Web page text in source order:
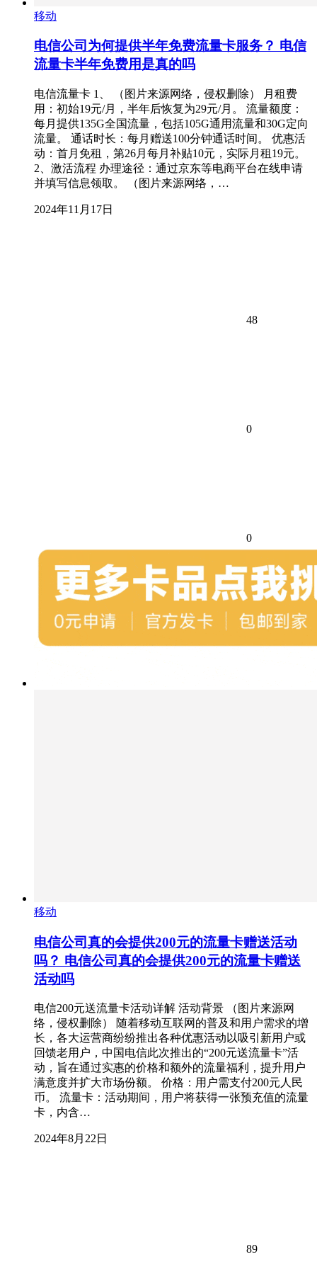
移动
电信公司为何提供半年免费流量卡服务？ 电信
流量卡半年免费用是真的吗
电信流量卡 1、 （图片来源网络，侵权删除） 月租费
用：初始19元/月，半年后恢复为29元/月。 流量额度：
每月提供135G全国流量，包括105G通用流量和30G定向
流量。 通话时长：每月赠送100分钟通话时间。 优惠活
动：首月免租，第26月每月补贴10元，实际月租19元。
2、激活流程 办理途径：通过京东等电商平台在线申请
并填写信息领取。 （图片来源网络，…
2024年11月17日
48
0
0
移动
电信公司真的会提供200元的流量卡赠送活动
吗？ 电信公司真的会提供200元的流量卡赠送
活动吗
电信200元送流量卡活动详解 活动背景 （图片来源网
络，侵权删除） 随着移动互联网的普及和用户需求的增
长，各大运营商纷纷推出各种优惠活动以吸引新用户或
回馈老用户，中国电信此次推出的“200元送流量卡”活
动，旨在通过实惠的价格和额外的流量福利，提升用户
满意度并扩大市场份额。 价格：用户需支付200元人民
币。 流量卡：活动期间，用户将获得一张预充值的流量
卡，内含…
2024年8月22日
89